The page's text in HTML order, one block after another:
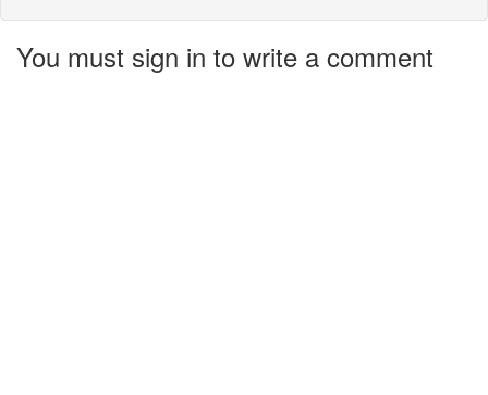
You must sign in to write a comment